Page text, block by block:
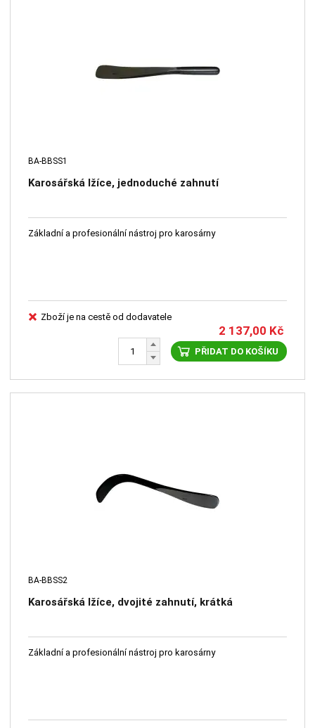
BA-BBSS1
Karosářská lžíce, jednoduché zahnutí
Základní a profesionální nástroj pro karosárny
Zboží je na cestě od dodavatele
2 137,00 Kč
PŘIDAT DO KOŠÍKU
BA-BBSS2
Karosářská lžíce, dvojité zahnutí, krátká
Základní a profesionální nástroj pro karosárny